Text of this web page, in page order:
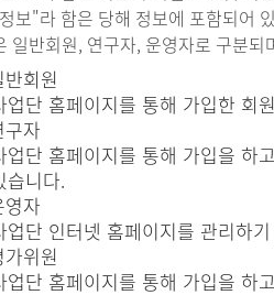
보"라 함은 당해 정보에 포함되어
일반회원, 연구자, 운영자로 구분
회원
업단 홈페이지를 통해 가입한 회
자
업단 홈페이지를 통해 가입을 하
습니다.
자
업단 인터넷 홈페이지를 관리하
위원
업단 홈페이지를 통해 가입을 하